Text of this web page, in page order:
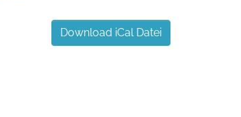
Download iCal Datei